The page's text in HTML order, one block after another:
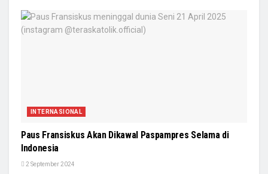
INTERNASIONAL
Paus Fransiskus Akan Dikawal Paspampres Selama di
Indonesia
2 September 2024